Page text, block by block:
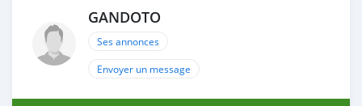
GANDOTO
Ses annonces
Envoyer un message